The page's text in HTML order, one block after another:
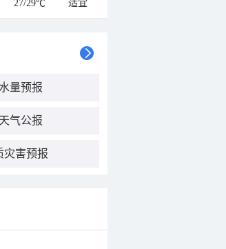
27/29℃ 适宜
量预报
气公报
灾害预报